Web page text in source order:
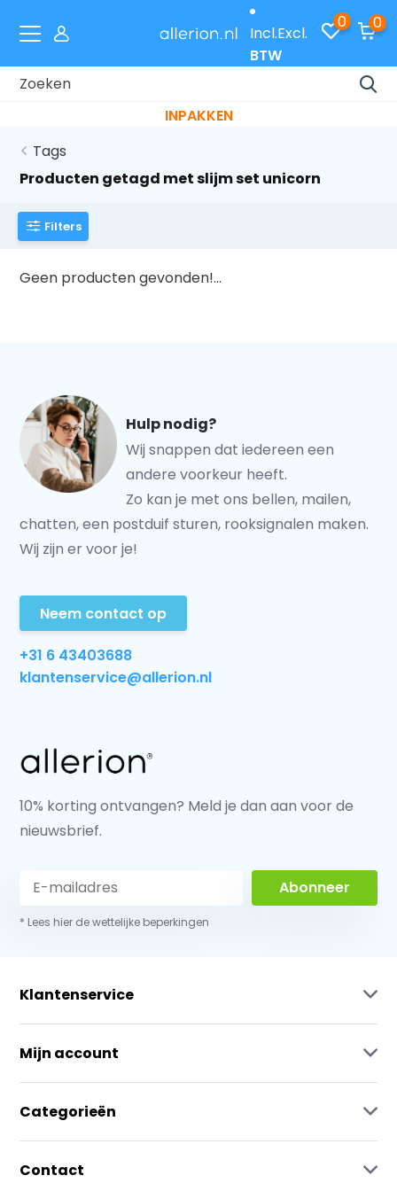
Incl.Excl.
BTW
0 0
Laat je cadeaus gratis inpakken met code
INPAKKEN
Tags
Producten getagd met slijm set unicorn
Filters
Geen producten gevonden!...
Hulp nodig?
Wij snappen dat iedereen een
andere voorkeur heeft.
Zo kan je met ons bellen, mailen,
chatten, een postduif sturen, rooksignalen maken.
Wij zijn er voor je!
Neem contact op
+31 6 43403688
klantenservice@allerion.nl
10% korting ontvangen? Meld je dan aan voor de
nieuwsbrief.
Abonneer
* Lees hier de wettelijke beperkingen
Klantenservice
Mijn account
Categorieën
Contact